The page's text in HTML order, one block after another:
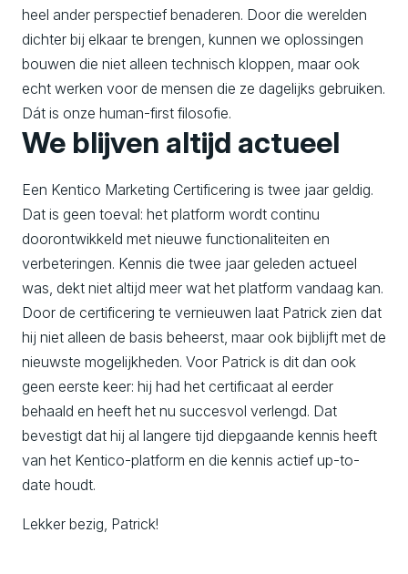
heel ander perspectief benaderen. Door die werelden
dichter bij elkaar te brengen, kunnen we oplossingen
bouwen die niet alleen technisch kloppen, maar ook
echt werken voor de mensen die ze dagelijks gebruiken.
Dát is onze human-first filosofie.
We blijven altijd actueel
Een Kentico Marketing Certificering is twee jaar geldig.
Dat is geen toeval: het platform wordt continu
doorontwikkeld met nieuwe functionaliteiten en
verbeteringen. Kennis die twee jaar geleden actueel
was, dekt niet altijd meer wat het platform vandaag kan.
Door de certificering te vernieuwen laat Patrick zien dat
hij niet alleen de basis beheerst, maar ook bijblijft met de
nieuwste mogelijkheden. Voor Patrick is dit dan ook
geen eerste keer: hij had het certificaat al eerder
behaald en heeft het nu succesvol verlengd. Dat
bevestigt dat hij al langere tijd diepgaande kennis heeft
van het Kentico-platform en die kennis actief up-to-
date houdt.
Lekker bezig, Patrick!